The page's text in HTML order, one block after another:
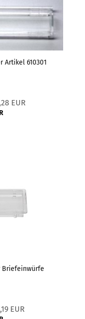
610301
EUR
Briefeinwürfe
EUR